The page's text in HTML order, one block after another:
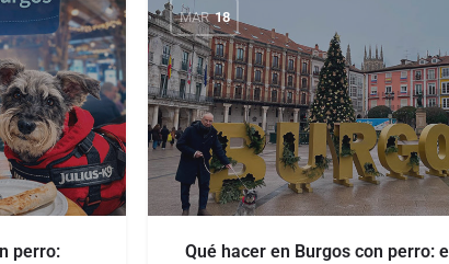
perro:
MAR 18
Qué hacer en Burgos con perro: